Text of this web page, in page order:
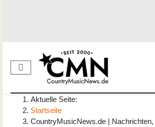
Aktuelle Seite:
Startseite
CountryMusicNews.de |